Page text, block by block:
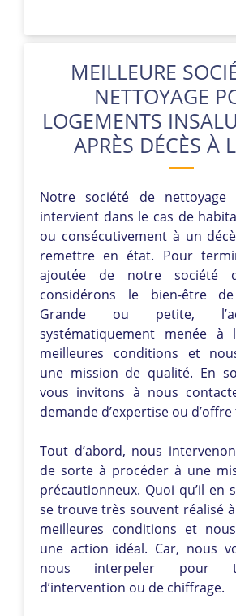
MEILLEURE
NETTOYAGE
LOGEMENTS
APRÈS DÉCÈS À
Notre société de nettoyage
intervient dans le cas de
ou consécutivement à un
remettre en état. Pour
ajoutée de notre société
considérons le bien-être
Grande ou petite,
systématiquement menée à
meilleures conditions et
une mission de qualité. En
vous invitons à nous
demande d’expertise ou
Tout d’abord, nous
de sorte à procéder à une
précautionneux. Quoi qu’il en
se trouve très souvent réalisé
meilleures conditions et
une action idéal. Car, nous
nous interpeler pour
d’intervention ou de chiffrage.